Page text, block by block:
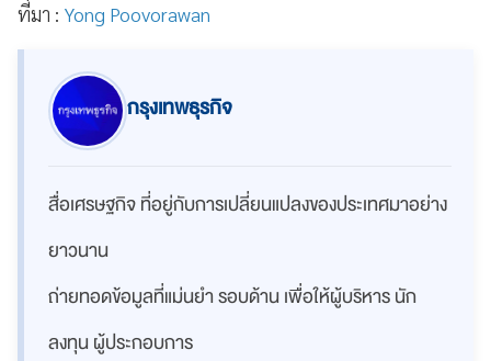
ที่มา : Yong Poovorawan
กรุงเทพธุรกิจ
สื่อเศรษฐกิจ ที่อยู่กับการเปลี่ยนแปลงของประเทศมาอย่าง
ยาวนาน
ถ่ายทอดข้อมูลที่แม่นยำ รอบด้าน เพื่อให้ผู้บริหาร นัก
ลงทุน ผู้ประกอบการ